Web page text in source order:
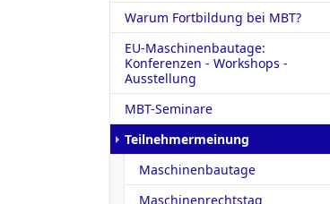
Warum Fortbildung bei MBT?
EU-Maschinenbautage:
Konferenzen - Workshops -
Ausstellung
MBT-Seminare
Teilnehmermeinung
Maschinenbautage
Maschinenrechtstag